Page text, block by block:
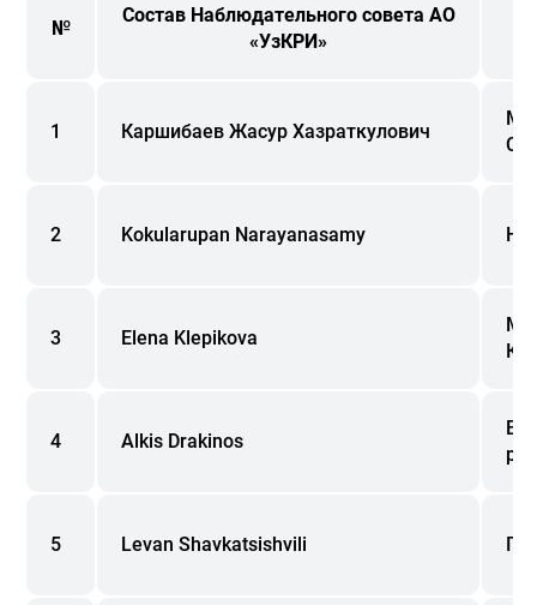
№
Состав Наблюдательного совета АО
«УзКРИ»
1 Каршибаев Жасур Хазраткулович
2 Kokularupan Narayanasamy
3 Elena Klepikova
4 Alkis Drakinos
5 Levan Shavkatsishvili